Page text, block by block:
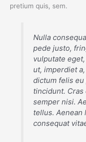
pretium quis, sem.
Nulla
pede justo,
vulputate
ut, imperdiet
dictum felis
tincidunt. Cras
semper nisi.
tellus.
consequat